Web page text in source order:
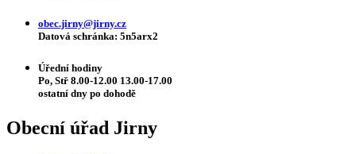
obec.jirny@jirny.cz
Datová schránka: 5n5arx2
Úřední hodiny
Po, Stř 8.00-12.00 13.00-17.00
ostatní dny po dohodě
Obecní úřad Jirny